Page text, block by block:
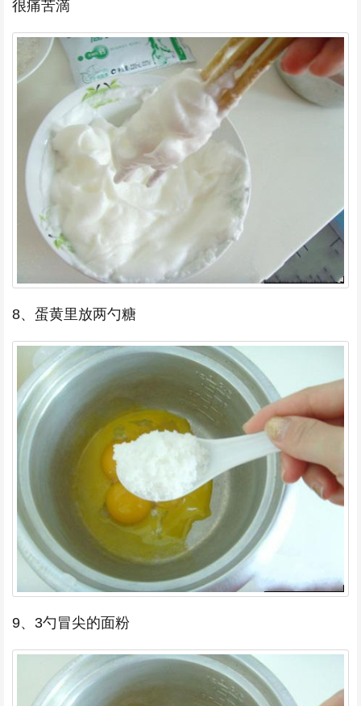
很痛苦滴
8、蛋黄里放两勺糖
9、3勺冒尖的面粉